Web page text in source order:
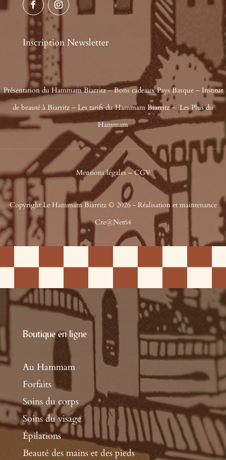
Inscription Newsletter
Présentation du Hammam Biarritz–Bons cadeaux Pays Basque– Institut
de beauté à Biarritz – Les tarifs du Hammam Biarritz– Les Plus du
Hammam
Mentions légales–CGV
Copyright Le Hammam Biarritz © 2026 - Réalisation et maintenance
Cre@Net64
Boutique en ligne
Au Hammam
Forfaits
Soins du corps
Soins du visage
Épilations
Beauté des mains et des pieds